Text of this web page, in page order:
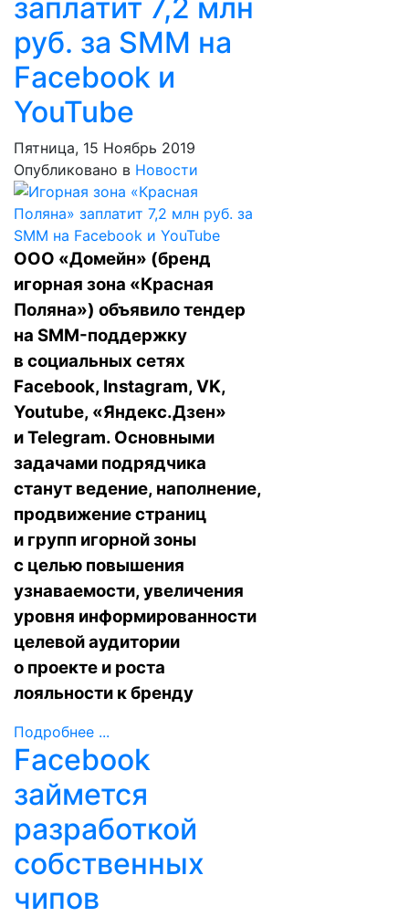
заплатит 7,2 млн
руб. за SMM на
Facebook и
YouTube
Пятница, 15 Ноябрь 2019
Опубликовано в Новости
ООО «Домейн» (бренд
игорная зона «Красная
Поляна») объявило тендер
на SMM-поддержку
в социальных сетях
Facebook, Instagram, VK,
Youtube, «Яндекс.Дзен»
и Telegram. Основными
задачами подрядчика
станут ведение, наполнение,
продвижение страниц
и групп игорной зоны
с целью повышения
узнаваемости, увеличения
уровня информированности
целевой аудитории
о проекте и роста
лояльности к бренду
Подробнее ...
Facebook
займется
разработкой
собственных
чипов